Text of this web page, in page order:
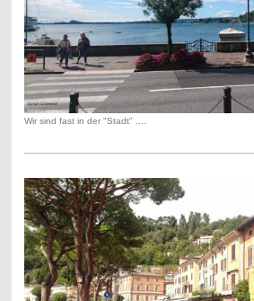
Wir sind fast in der "Stadt" ....